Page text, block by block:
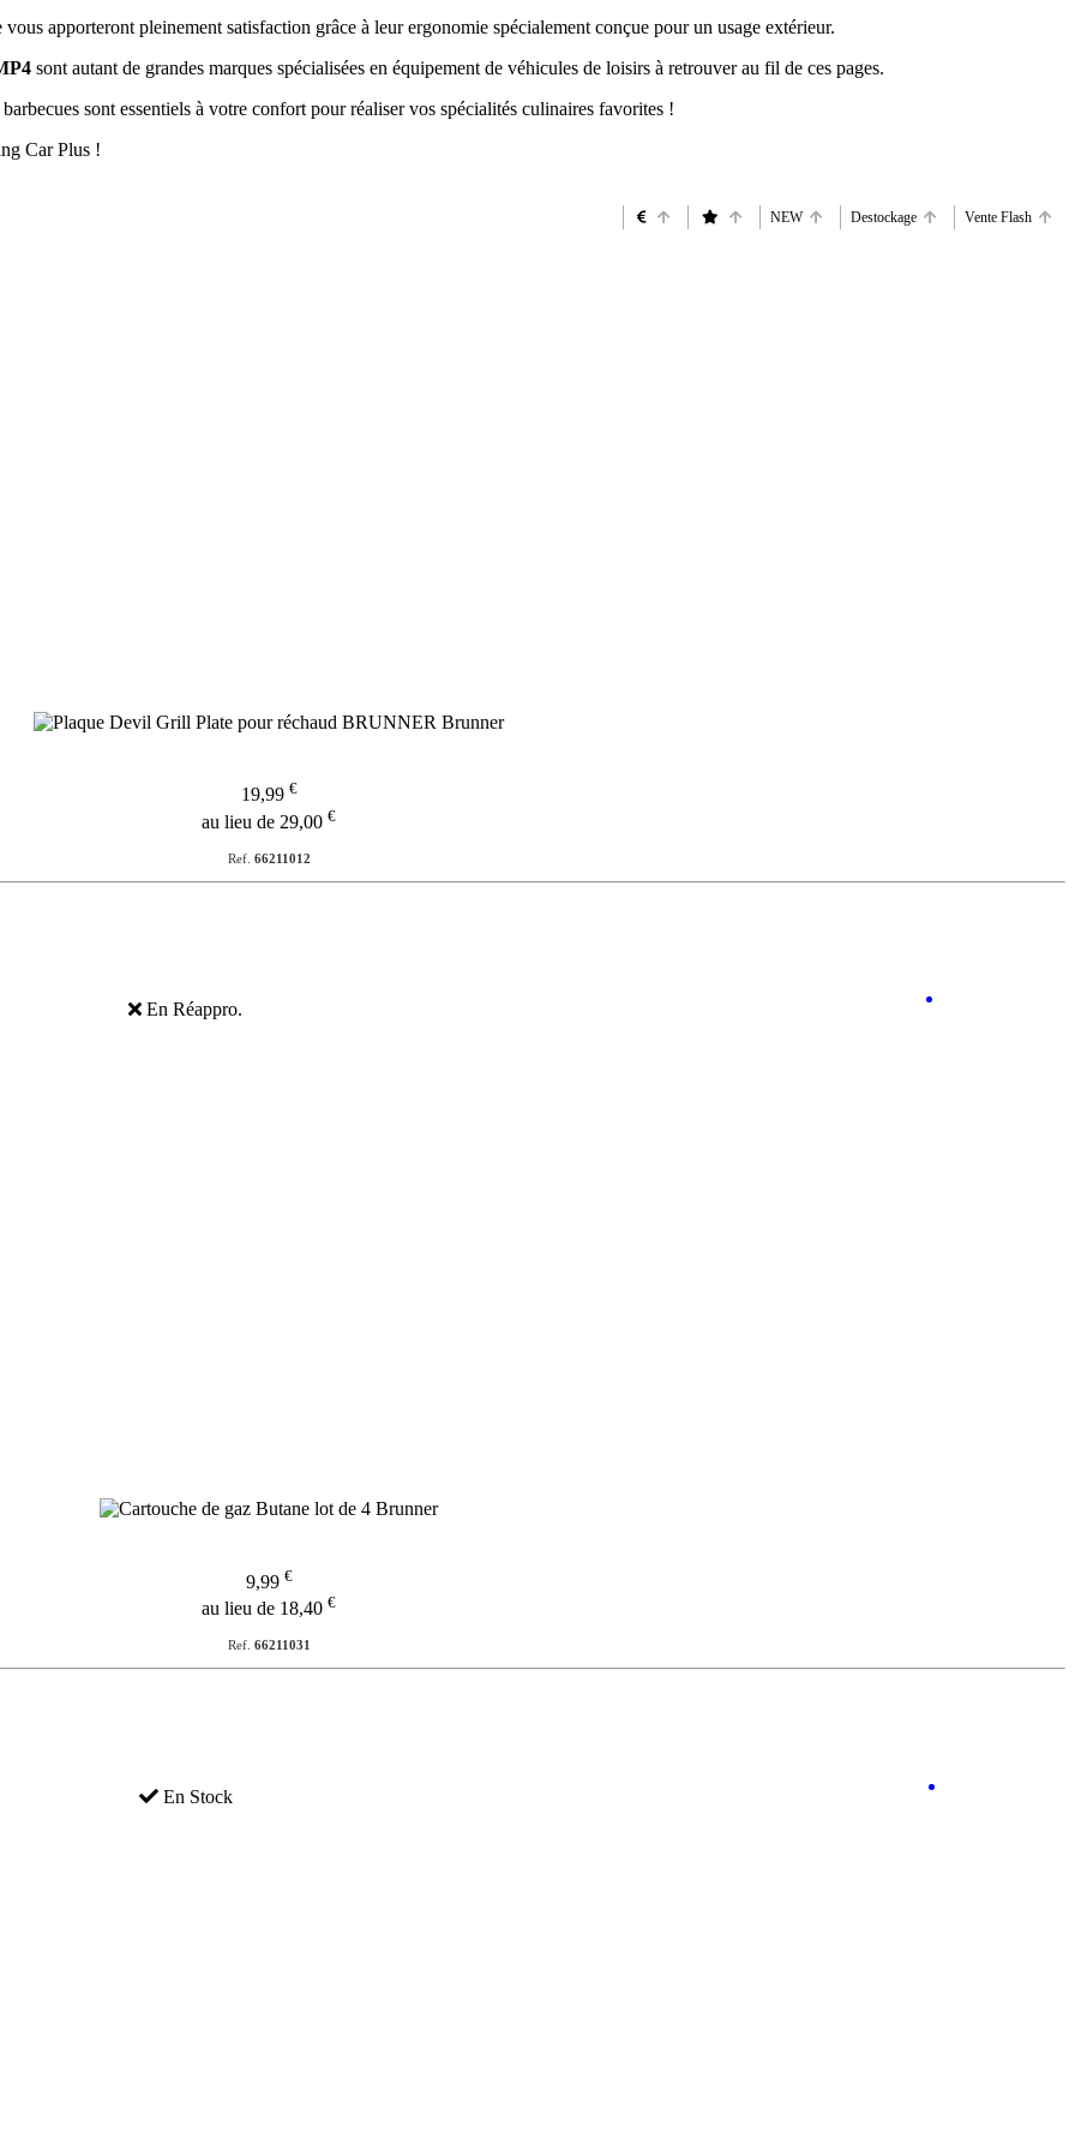
apporteront pleinement satisfaction grâce à leur ergonomie spécialement conçue pour un usage extérieur.
sont autant de grandes marques spécialisées en équipement de véhicules de loisirs à retrouver au fil de ces pages.
sont essentiels à votre confort pour réaliser vos spécialités culinaires favorites !
Car Plus !
NEW Destockage Vente Flash
19,99 €
au lieu de 29,00 €
Ref. 66211012
En Réappro.
9,99 €
au lieu de 18,40 €
Ref. 66211031
En Stock